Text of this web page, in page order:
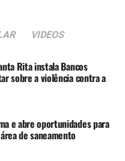
VIDEOS
Rita instala Bancos
sobre a violência contra a
e abre oportunidades para
de saneamento